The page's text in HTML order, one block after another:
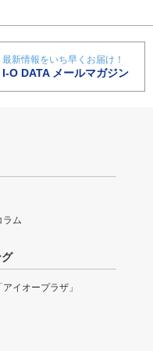
最新情報をいち早くお届け！
I-O DATA メールマガジン
ラム
イオープラザ」